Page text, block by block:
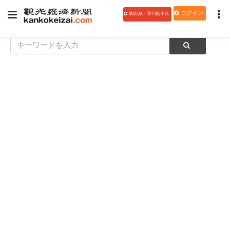
購読(紙・電子版)申込 ログイン